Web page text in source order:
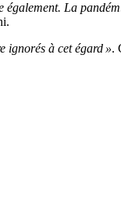
La
ignorés à cet égard ».